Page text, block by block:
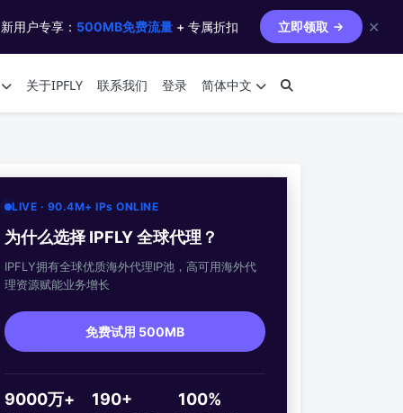
用户专享： 500MB免费流量 + 专属折扣 立即领取 ✕
关于IPFLY 联系我们 登录 简体中文
LIVE · 90.4M+ IPs ONLINE
为什么选择 IPFLY 全球代理？
IPFLY拥有全球优质海外代理IP池，高可用海外代
理资源赋能业务增长
免费试用 500MB
9000万+ 190+ 100%